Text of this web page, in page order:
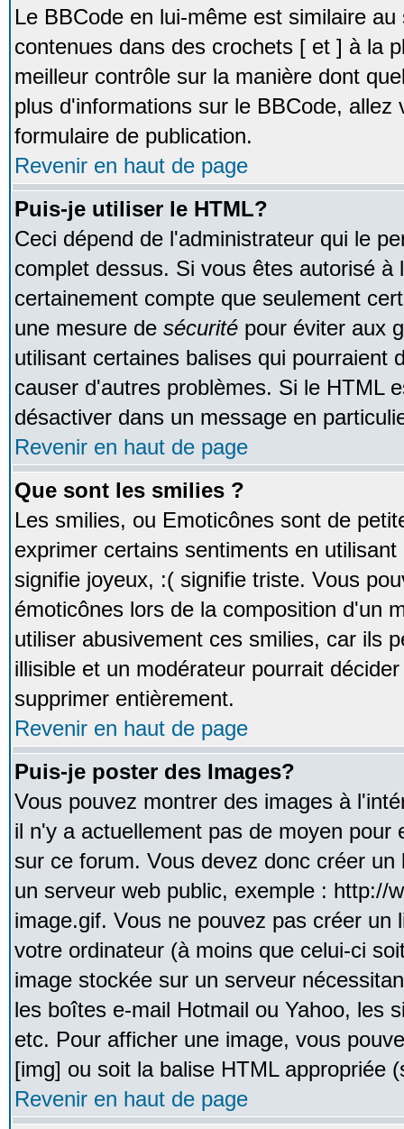
Le BBCode en lui-même est similaire
contenues dans des crochets [ et ] à la
meilleur contrôle sur la manière dont
plus d'informations sur le BBCode,
formulaire de publication.
Revenir en haut de page
Puis-je utiliser le HTML?
Ceci dépend de l'administrateur qui le
complet dessus. Si vous êtes autorisé à
certainement compte que seulement
une mesure de sécurité pour éviter aux
utilisant certaines balises qui pourraient
causer d'autres problèmes. Si le HTML
désactiver dans un message en
Revenir en haut de page
Que sont les smilies ?
Les smilies, ou Emoticônes sont de
exprimer certains sentiments en
signifie joyeux, :( signifie triste. Vous
émoticônes lors de la composition d'un
utiliser abusivement ces smilies, car ils
illisible et un modérateur pourrait
supprimer entièrement.
Revenir en haut de page
Puis-je poster des Images?
Vous pouvez montrer des images à
il n'y a actuellement pas de moyen pour
sur ce forum. Vous devez donc créer
un serveur web public, exemple : http://
image.gif. Vous ne pouvez pas créer un
votre ordinateur (à moins que celui-ci
image stockée sur un serveur
les boîtes e-mail Hotmail ou Yahoo, les
etc. Pour afficher une image, vous
[img] ou soit la balise HTML appropriée
Revenir en haut de page